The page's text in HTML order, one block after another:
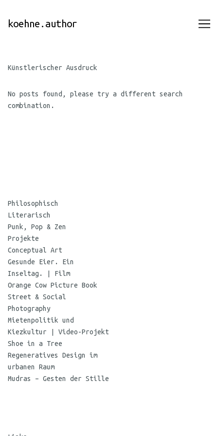
Content
koehne.author
Künstlerischer Ausdruck
No posts found, please try a different search
combination.
Koehne
Philosophisch
Literarisch
Punk, Pop & Zen
Projekte
Conceptual Art
Gesunde Eier. Ein
Inseltag. | Film
Orange Cow Picture Book
Street & Social
Photography
Mietenpolitik und
Kiezkultur | Video-Projekt
Shoe in a Tree
Regeneratives Design im
urbanen Raum
Mudras – Gesten der Stille